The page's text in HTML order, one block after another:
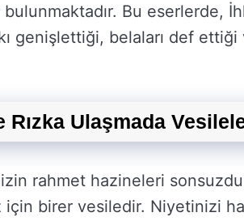
Bu eserlerde,
genişlettiği, belaları def
Rızka Ulaşmada
rahmet hazineleri
için birer vesiledir. Niyetinizi